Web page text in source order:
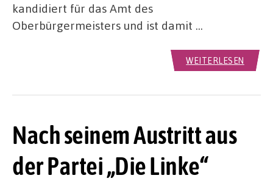
kandidiert für das Amt des
Oberbürgermeisters und ist damit …
WEITERLESEN
Nach seinem Austritt aus
der Partei „Die Linke“